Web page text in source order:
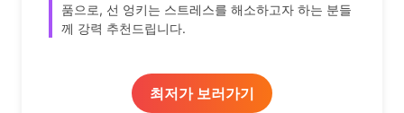
품으로, 선 엉키는 스트레스를 해소하고자 하는 분들
께 강력 추천드립니다.
최저가 보러가기